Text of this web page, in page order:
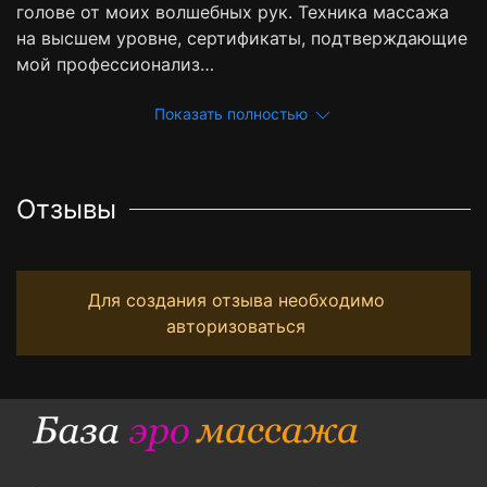
голове от моих волшебных рук. Техника массажа
на высшем уровне, сертификаты, подтверждающие
мой профессионализ…
Показать полностью
Отзывы
Для создания отзыва необходимо
авторизоваться